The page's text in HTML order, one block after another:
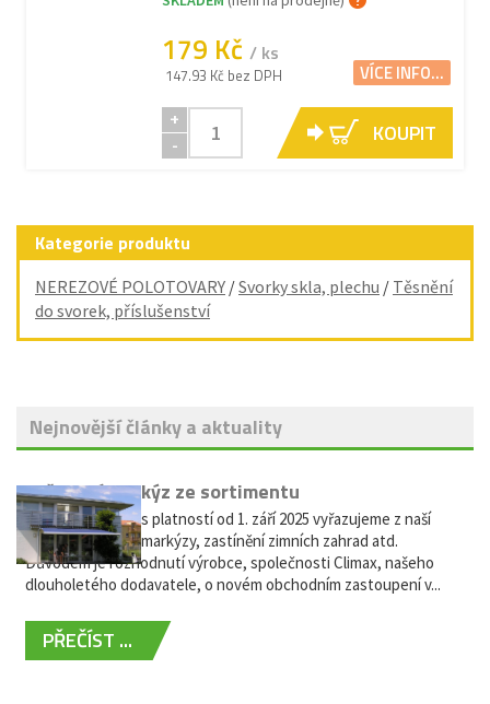
179 Kč / ks
147.93 Kč bez DPH VÍCE INFO...
+
-
KOUPIT
Kategorie produktu
NEREZOVÉ POLOTOVARY /Svorky skla, plechu / Těsnění
do svorek, příslušenství
Nejnovější články a aktuality
Vyřazení markýz ze sortimentu
Vážení zákazníci, s platností od 1. září 2025 vyřazujeme z naší
nabídky výsuvné markýzy, zastínění zimních zahrad atd.
Důvodem je rozhodnutí výrobce, společnosti Climax, našeho
dlouholetého dodavatele, o novém obchodním zastoupení v...
PŘEČÍST ...